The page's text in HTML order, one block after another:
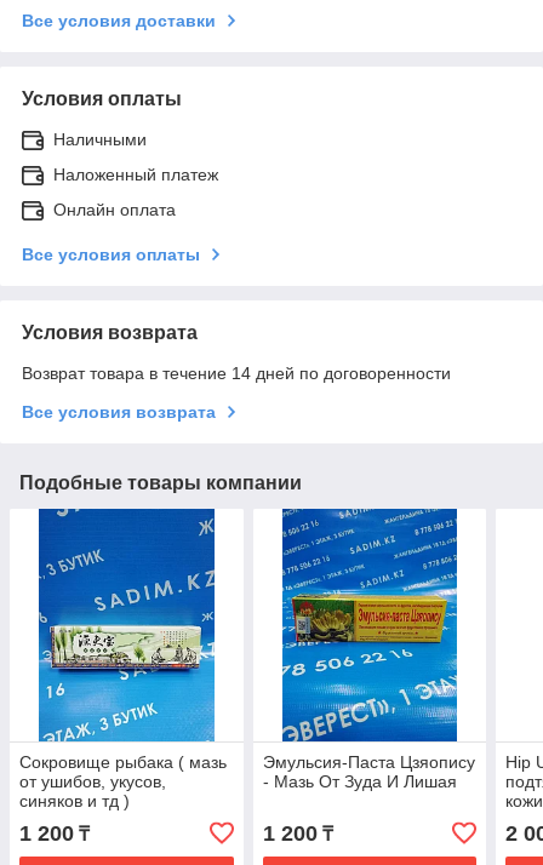
Все условия доставки
Условия оплаты
Наличными
Наложенный платеж
Онлайн оплата
Все условия оплаты
Условия возврата
Возврат товара в течение 14 дней по договоренности
Все условия возврата
Подобные товары компании
Сокровище рыбака ( мазь
от ушибов, укусов,
синяков и тд )
1 200 ₸
Эмульсия-Паста Цзяопису
- Мазь От Зуда И Лишая
1 200₸
Hip
2